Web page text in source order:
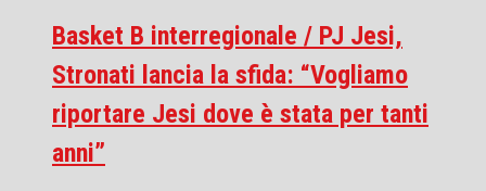
Basket B interregionale / PJ Jesi,
Stronati lancia la sfida: “Vogliamo
riportare Jesi dove è stata per tanti
anni”